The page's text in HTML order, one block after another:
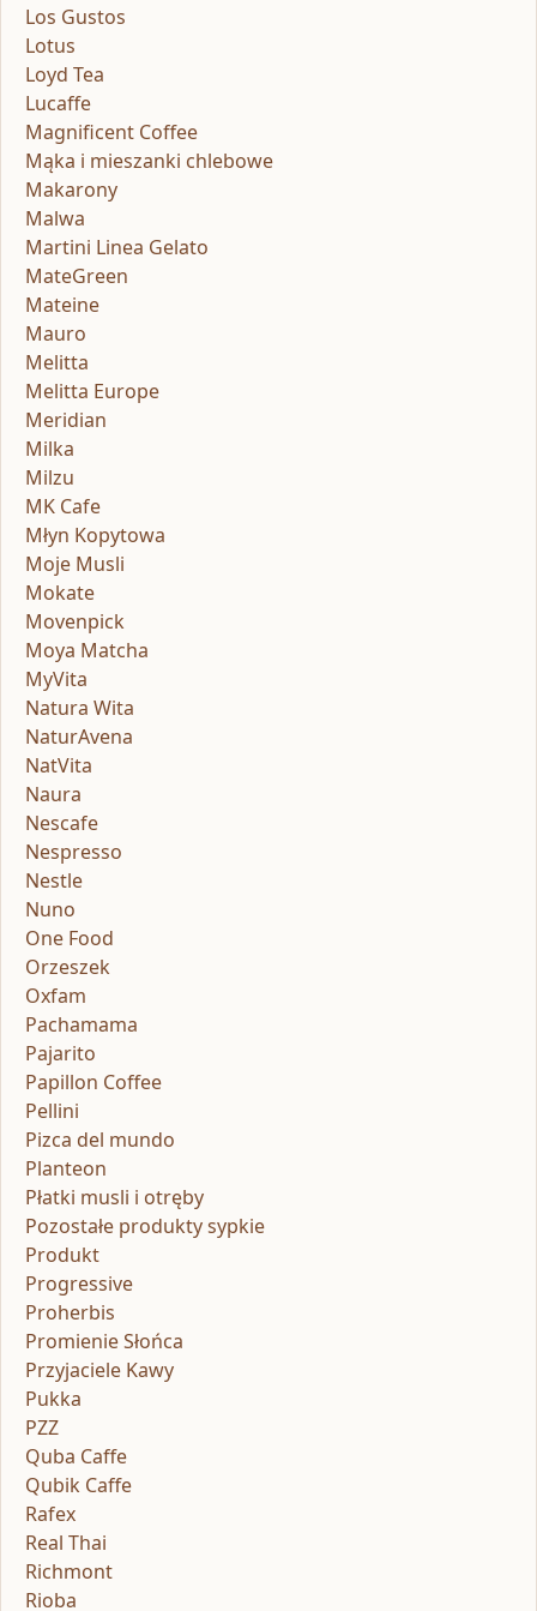
Los Gustos
Lotus
Loyd Tea
Lucaffe
Magnificent Coffee
Mąka i mieszanki chlebowe
Makarony
Malwa
Martini Linea Gelato
MateGreen
Mateine
Mauro
Melitta
Melitta Europe
Meridian
Milka
Milzu
MK Cafe
Młyn Kopytowa
Moje Musli
Mokate
Movenpick
Moya Matcha
MyVita
Natura Wita
NaturAvena
NatVita
Naura
Nescafe
Nespresso
Nestle
Nuno
One Food
Orzeszek
Oxfam
Pachamama
Pajarito
Papillon Coffee
Pellini
Pizca del mundo
Planteon
Płatki musli i otręby
Pozostałe produkty sypkie
Produkt
Progressive
Proherbis
Promienie Słońca
Przyjaciele Kawy
Pukka
PZZ
Quba Caffe
Qubik Caffe
Rafex
Real Thai
Richmont
Rioba